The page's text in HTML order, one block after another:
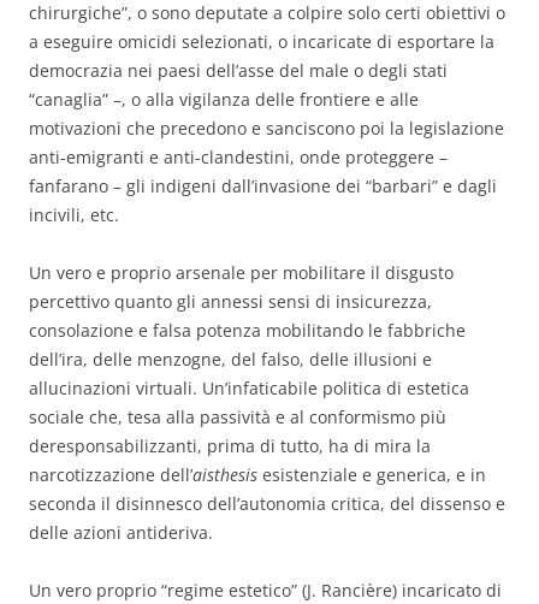
chirurgiche”, o sono deputate a colpire solo certi obiettivi o
a eseguire omicidi selezionati, o incaricate di esportare la
democrazia nei paesi dell’asse del male o degli stati
“canaglia” –, o alla vigilanza delle frontiere e alle
motivazioni che precedono e sanciscono poi la legislazione
anti-emigranti e anti-clandestini, onde proteggere –
fanfarano – gli indigeni dall’invasione dei “barbari” e dagli
incivili, etc.
Un vero e proprio arsenale per mobilitare il disgusto
percettivo quanto gli annessi sensi di insicurezza,
consolazione e falsa potenza mobilitando le fabbriche
dell’ira, delle menzogne, del falso, delle illusioni e
allucinazioni virtuali. Un’infaticabile politica di estetica
sociale che, tesa alla passività e al conformismo più
deresponsabilizzanti, prima di tutto, ha di mira la
narcotizzazione dell’aisthesis esistenziale e generica, e in
seconda il disinnesco dell’autonomia critica, del dissenso e
delle azioni antideriva.
Un vero proprio “regime estetico” (J. Rancière) incaricato di